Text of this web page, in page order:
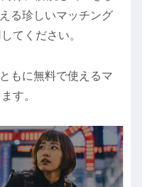
る珍しいマッチング
てください。
もに無料で使えるマ
す。